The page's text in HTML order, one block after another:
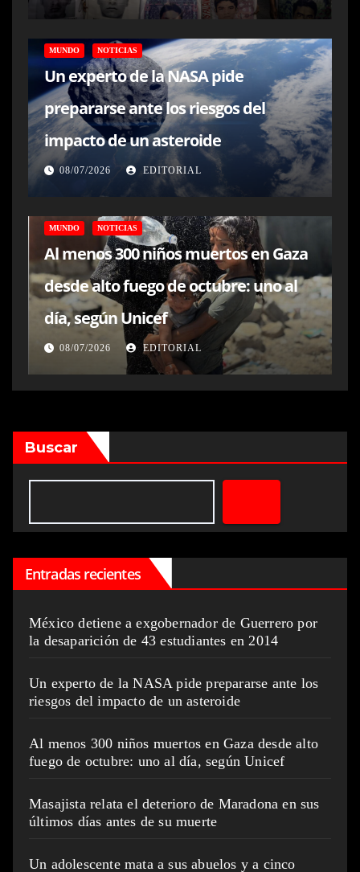
MUNDO NOTICIAS
Un experto de la NASA pide
prepararse ante los riesgos del
impacto de un asteroide
08/07/2026 EDITORIAL
MUNDO NOTICIAS
Al menos 300 niños muertos en Gaza
desde alto fuego de octubre: uno al
día, según Unicef
08/07/2026 EDITORIAL
Buscar
Entradas recientes
México detiene a exgobernador de Guerrero por
la desaparición de 43 estudiantes en 2014
Un experto de la NASA pide prepararse ante los
riesgos del impacto de un asteroide
Al menos 300 niños muertos en Gaza desde alto
fuego de octubre: uno al día, según Unicef
Masajista relata el deterioro de Maradona en sus
últimos días antes de su muerte
Un adolescente mata a sus abuelos y a cinco